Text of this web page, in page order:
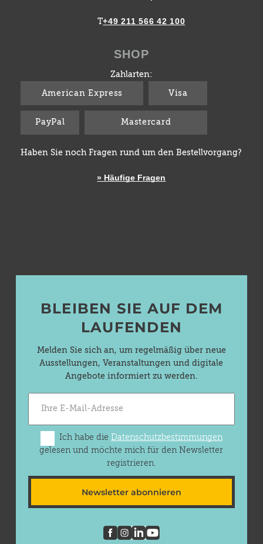
T+49 211 566 42 100
SHOP
Zahlarten:
American Express Visa
PayPal Mastercard
Haben Sie noch Fragen rund um den Bestellvorgang?
» Häufige Fragen
BLEIBEN SIE AUF DEM
LAUFENDEN
Melden Sie sich an, um regelmäßig über neue
Ausstellungen, Veranstaltungen und digitale
Angebote informiert zu werden.
Ich habe dieDatenschutzbestimmungen
gelesen und möchte mich für den Newsletter
registrieren.
Newsletter abonnieren